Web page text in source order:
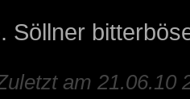
Söllner
am 21.06.10